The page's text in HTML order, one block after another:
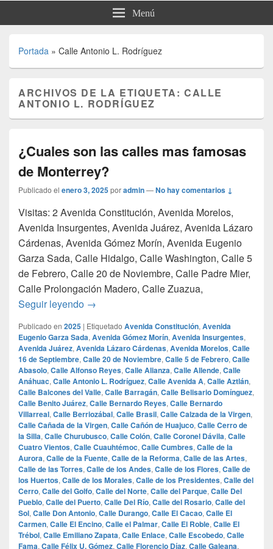
Menú
Portada » Calle Antonio L. Rodríguez
ARCHIVOS DE LA ETIQUETA:CALLE
ANTONIO L. RODRÍGUEZ
¿Cuales son las calles mas famosas
de Monterrey?
Publicado el enero 3, 2025poradmin—No hay comentarios ↓
Visitas: 2 Avenida Constitución, Avenida Morelos,
Avenida Insurgentes, Avenida Juárez, Avenida Lázaro
Cárdenas, Avenida Gómez Morín, Avenida Eugenio
Garza Sada, Calle Hidalgo, Calle Washington, Calle 5
de Febrero, Calle 20 de Noviembre, Calle Padre Mier,
Calle Prolongación Madero, Calle Zuazua,
Seguir leyendo ¿Cuales son las calles mas famosas de
→
Publicado en 2025 | Etiquetado Avenida Constitución, Avenida
Eugenio Garza Sada, Avenida Gómez Morín, Avenida Insurgentes,
Avenida Juárez, Avenida Lázaro Cárdenas, Avenida Morelos, Calle
16 de Septiembre, Calle 20 de Noviembre, Calle 5 de Febrero, Calle
Abasolo, Calle Alfonso Reyes, Calle Alianza, Calle Allende, Calle
Anáhuac, Calle Antonio L. Rodríguez, Calle Avenida A, Calle Aztlán,
Calle Balcones del Valle, Calle Barragán, Calle Belisario Domínguez,
Calle Benito Juárez, Calle Bernardo Reyes, Calle Bernardo
Villarreal, Calle Berriozábal, Calle Brasil, Calle Calzada de la Virgen,
Calle Cañada de la Virgen, Calle Cañón de Huajuco, Calle Cerro de
la Silla, Calle Churubusco, Calle Colón, Calle Coronel Dávila, Calle
Cuatro Vientos, Calle Cuauhtémoc, Calle Cumbres, Calle de la
Aurora, Calle de la Fuente, Calle de la Reforma, Calle de las Artes,
Calle de las Torres, Calle de los Andes, Calle de los Flores, Calle de
los Huertos, Calle de los Morales, Calle de los Presidentes, Calle del
Cerro, Calle del Golfo, Calle del Norte, Calle del Parque, Calle Del
Pueblo, Calle del Puerto, Calle Del Río, Calle del Rosario, Calle del
Sol, Calle Don Antonio, Calle Durango, Calle El Cacao, Calle El
Carmen, Calle El Encino, Calle el Palmar, Calle El Roble, Calle El
Trébol, Calle Emiliano Zapata, Calle Enlace, Calle Escobedo, Calle
Fama, Calle Félix U. Gómez, Calle Florencio Díaz, Calle Galeana,